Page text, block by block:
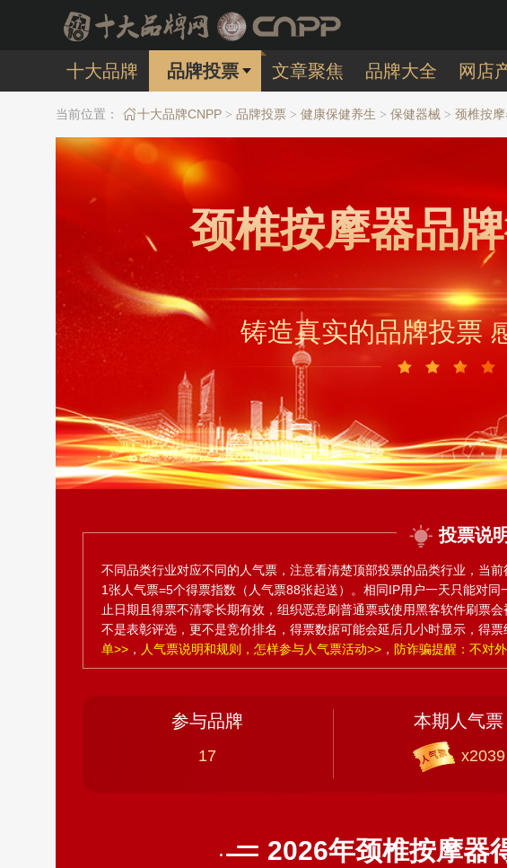
十大品牌 品牌投票 文章聚焦 品牌大全 网店
当前位置： 十大品牌CNPP > 品牌投票 > 健康保健养生 > 保健器械 > 颈椎按摩
颈椎按摩器品
铸造真实的品牌投票
投票说明
不同品类行业对应不同的人气票，注意看清楚顶部投票的品类行业，当
1张人气票=5个得票指数（人气票88张起送）。相同IP用户一天只能对
止日期且得票不清零长期有效，组织恶意刷普通票或使用黑客软件刷票
不是表彰评选，更不是竞价排名，得票数据可能会延后几小时显示，得票
单>> ， 人气票说明和规则，怎样参与人气票活动>> ， 防诈骗提醒：不对
参与品牌
17
本期人气票
x2039
2026年颈椎按摩器